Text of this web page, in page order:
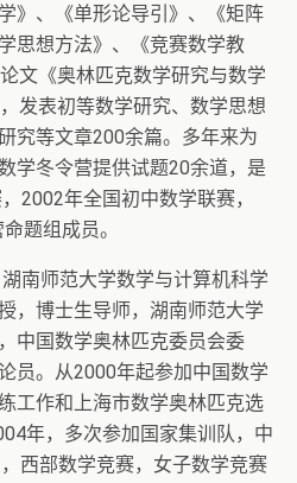
》、《单形论导引》、《矩阵
思想方法》、《竞赛数学教
文《奥林匹克数学研究与数学
发表初等数学研究、数学思想
究等文章200余篇。多年来为
学冬令营提供试题20余道，是
2002年全国初中数学联赛，
题组成员。
南师范大学数学与计算机科学
，博士生导师，湖南师范大学
中国数学奥林匹克委员会委
员。从2000年起参加中国数学
工作和上海市数学奥林匹克选
年，多次参加国家集训队，中
西部数学竞赛，女子数学竞赛